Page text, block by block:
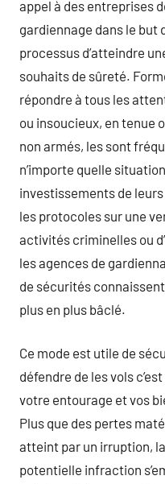
appel à des entreprises
gardiennage dans le but
processus d’atteindre
souhaits de sûreté.
répondre à tous les
ou insoucieux, en tenue
non armés, les sont
n’importe quelle
investissements de
les protocoles sur une
activités criminelles ou
les agences de
de sécurités
plus en plus bâclé.
Ce mode est utile de
défendre de les vols
votre entourage et vos
Plus que des pertes
atteint par un irruption,
potentielle infraction